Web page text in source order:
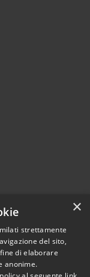
© 2026 • Comune di
• Powered by
×
strettamente
del sito,
di elaborare
anonime.